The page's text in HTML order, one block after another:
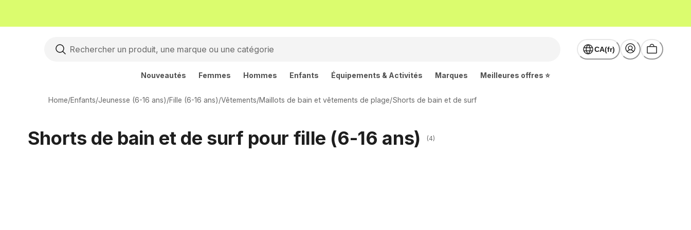
CA(fr)
Nouveautés Femmes Hommes Enfants Équipements & Activités Marques Meilleures offres ⭐
Home/Enfants/Jeunesse (6-16 ans)/Fille (6-16 ans)/Vêtements/Maillots de bain et vêtements de plage/Shorts de bain et de surf
Shorts de bain et de surf pour fille (6-16 ans) (4)